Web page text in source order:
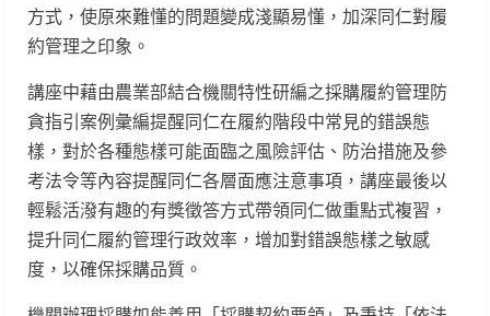
方式，使原來難懂的問題變成淺顯易懂，加深同仁對履
約管理之印象。
講座中藉由農業部結合機關特性研編之採購履約管理防
貪指引案例彙編提醒同仁在履約階段中常見的錯誤態
樣，對於各種態樣可能面臨之風險評估、防治措施及參
考法令等內容提醒同仁各層面應注意事項，講座最後以
輕鬆活潑有趣的有獎徵答方式帶領同仁做重點式複習，
提升同仁履約管理行政效率，增加對錯誤態樣之敏感
度，以確保採購品質。